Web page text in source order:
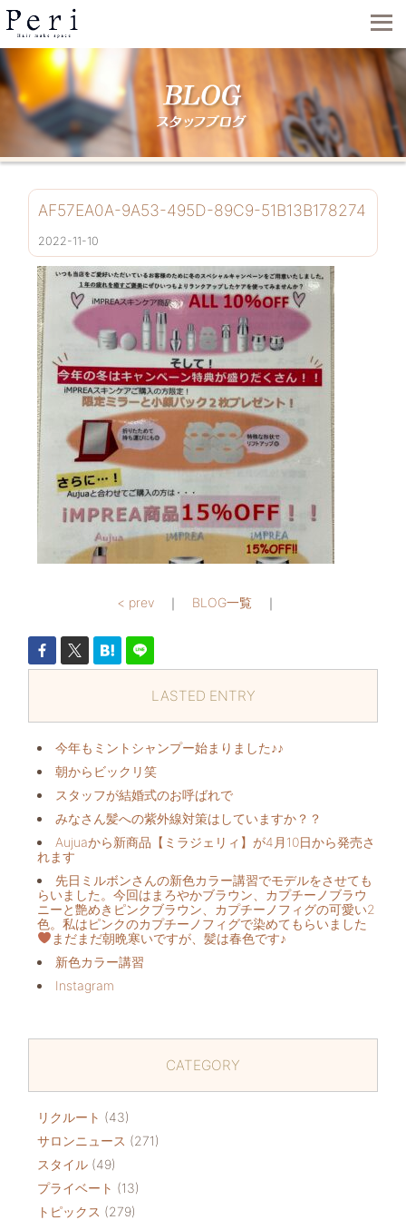
AF57EA0A-9A53-495D-89C9-51B13B178274
2022-11-10
< prev｜ BLOG一覧｜
LASTED ENTRY
今年もミントシャンプー始まりました♪♪
朝からビックリ️笑
スタッフが結婚式のお呼ばれで
みなさん髪への紫外線対策はしていますか？？
Aujuaから新商品【ミラジェリィ】が4月10日から発売さ
れます
先日ミルボンさんの新色カラー講習でモデルをさせても
らいました。今回はまろやかブラウン、カプチーノブラウ
ニーと艶めきピンクブラウン、カプチーノフィグの可愛い2
色。私はピンクのカプチーノフィグで染めてもらいました
まだまだ朝晩寒いですが、髪は春色です♪
新色カラー講習
Instagram
CATEGORY
リクルート (43)
サロンニュース (271)
スタイル (49)
プライベート (13)
トピックス (279)